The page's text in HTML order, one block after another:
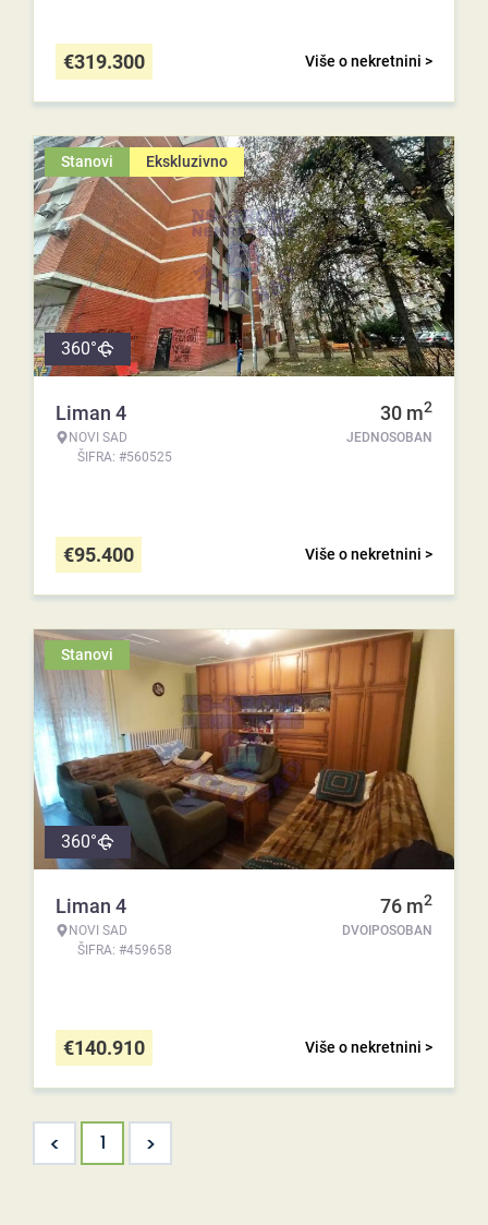
Više o nekretnini >
€319.300
Stanovi Ekskluzivno
360°
Liman 4
NOVI SAD
ŠIFRA: #560525
30 m2
JEDNOSOBAN
Više o nekretnini >
€95.400
Stanovi
360°
Liman 4
NOVI SAD
ŠIFRA: #459658
76 m2
DVOIPOSOBAN
Više o nekretnini >
€140.910
< 1 >